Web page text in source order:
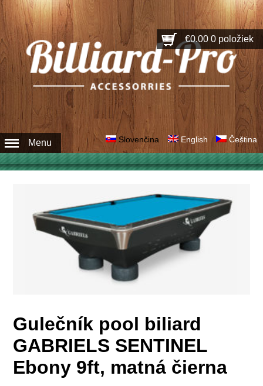
€0.00 0 položiek
Slovenčina English Čeština
Menu
Gulečník pool biliard
GABRIELS SENTINEL
Ebony 9ft, matná čierna